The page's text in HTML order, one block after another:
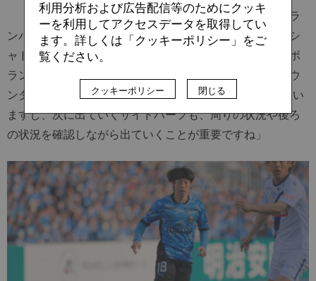
「アビスパの時は、山岸（祐也）選手（現：名古屋グラ
ンパス）がうまかったんですよ。そこが決まって、次にシ
ャドー（自分）がバチンと決まって、ウイングバックやボ
ランチと連動して蹴らせて回収する。そこでショートカウ
ンターという形が多かった。ファーストDFが大事だと思い
ますし、次に出ていくサイドハーフも、周りの状況や後ろ
の状況を確認しながら出ていくことが重要ですね」
利用分析および広告配信等のためにクッキ
ーを利用してアクセスデータを取得してい
ます。詳しくは「クッキーポリシー」をご
覧ください。
クッキーポリシー 閉じる